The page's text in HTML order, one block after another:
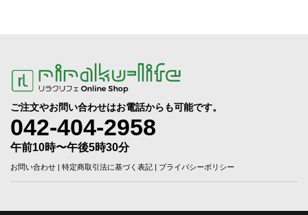
ご注文やお問い合わせはお電話からも可能です。
042-404-2958
午前10時〜午後5時30分
お問い合わせ| 特定商取引法に基づく表記| プライバシーポリシー